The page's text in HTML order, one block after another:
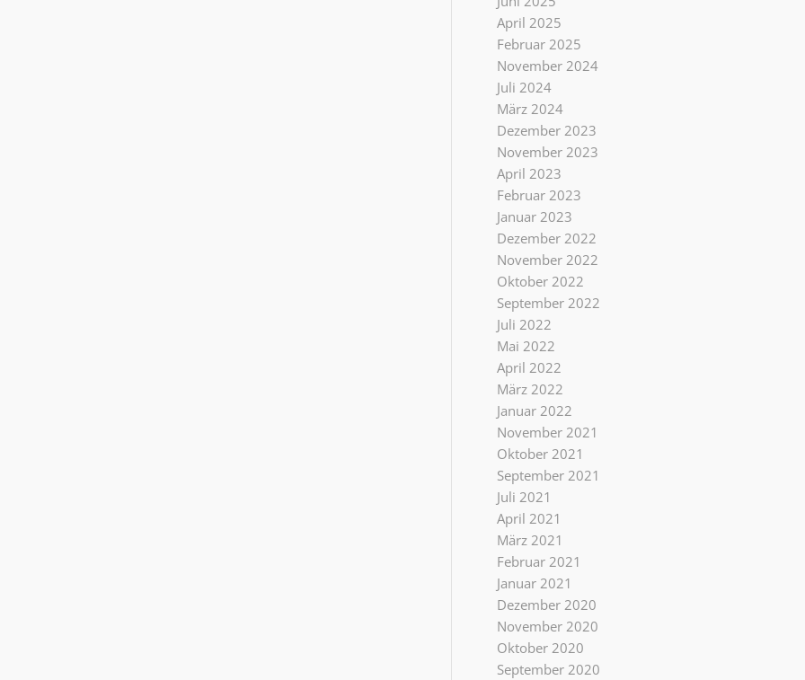
April 2025
Februar 2025
November 2024
Juli 2024
März 2024
Dezember 2023
November 2023
April 2023
Februar 2023
Januar 2023
Dezember 2022
November 2022
Oktober 2022
September 2022
Juli 2022
Mai 2022
April 2022
März 2022
Januar 2022
November 2021
Oktober 2021
September 2021
Juli 2021
April 2021
März 2021
Februar 2021
Januar 2021
Dezember 2020
November 2020
Oktober 2020
September 2020